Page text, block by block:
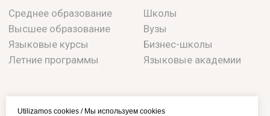
Utilizamos cookies / Мы используем cookies